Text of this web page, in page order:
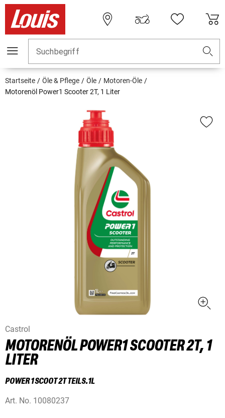
Suchbegriff
Startseite Öle & Pflege Öle
Motoren-Öle
Motorenöl Power1 Scooter 2T, 1 Liter
Castrol
MOTORENÖL POWER1 SCOOTER 2T, 1
LITER
POWER 1 SCOOT 2T TEILS.1L
Art. No. 10080237